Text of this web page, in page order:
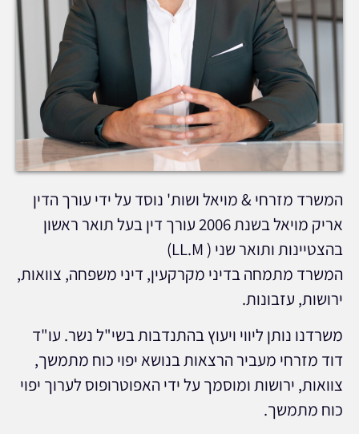
המשרד מזרחי & מויאל ושות' נוסד על ידי עורך הדין
אריק מויאל בשנת 2006 עורך דין בעל תואר ראשון
בהצטיינות ותואר שני ( LL.M)
המשרד מתמחה בדיני מקרקעין, דיני משפחה, צוואות,
ירושות, עזבונות.
משרדנו נותן ליווי ויעוץ בהתנדבות בשי"ל נשר. עו"ד
דוד מזרחי מעביר הרצאות בנושא יפוי כוח מתמשך,
צוואות, ירושות ומוסמך על ידי האפוטרופוס לערוך יפוי
כוח מתמשך.